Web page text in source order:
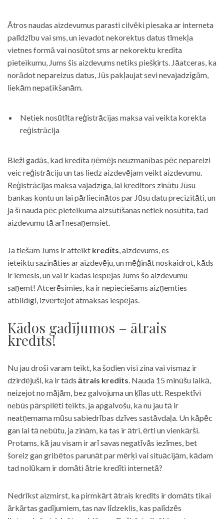
Ātros naudas aizdevumus parasti cilvēki piesaka ar interneta
palīdzību vai sms, un ievadot nekorektus datus tīmekļa
vietnes formā vai nosūtot sms ar nekorektu kredīta
pieteikumu, Jums šis aizdevums netiks piešķirts. Jāatceras, ka
norādot nepareizus datus, Jūs pakļaujat sevi nevajadzīgām,
liekām nepatikšanām.
Netiek nosūtīta reģistrācijas maksa vai veikta korekta
reģistrācija
Bieži gadās, kad kredīta ņēmējs neuzmanības pēc nepareizi
veic reģistrāciju un tas liedz aizdevējam veikt aizdevumu.
Reģistrācijas maksa vajadzīga, lai kreditors zinātu Jūsu
bankas kontu un lai pārliecinātos par Jūsu datu precizitāti, un
ja šī nauda pēc pieteikuma aizsūtīšanas netiek nosūtīta, tad
aizdevumu tā arī nesaņemsiet.
Ja tiešām Jums ir atteikt kredīts, aizdevums, es
ieteiktu sazināties ar aizdevēju, un mēģināt noskaidrot, kāds
ir iemesls, un vai ir kādas iespējas Jums šo aizdevumu
saņemt! Atcerēsimies, ka ir nepieciešams aizņemties
atbildīgi, izvērtējot atmaksas iespējas.
Kādos gadījumos – ātrais
kredīts!
Nu jau droši varam teikt, ka šodien visi zina vai vismaz ir
dzirdējuši, ka ir tāds ātrais kredīts. Nauda 15 minūšu laikā,
neizejot no mājām, bez galvojuma un ķīlas utt. Respektīvi
nebūs pārspīlēti teikts, ja apgalvošu, ka nu jau tā ir
neatņemama mūsu sabiedrības dzīves sastāvdaļa. Un kāpēc
gan lai tā nebūtu, ja zinām, ka tas ir ātri, ērti un vienkārši.
Protams, kā jau visam ir arī savas negatīvās iezīmes, bet
šoreiz gan gribētos parunāt par mērķi vai situācijām, kādam
tad nolūkam ir domāti ātrie kredīti internetā?
Nedrīkst aizmirst, ka pirmkārt ātrais kredīts ir domāts tikai
ārkārtas gadījumiem, tas nav līdzeklis, kas palīdzēs